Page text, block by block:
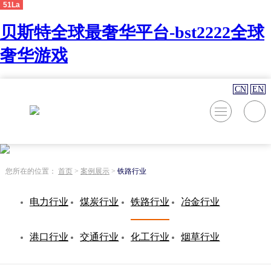
51La
贝斯特全球最奢华平台-bst2222全球
奢华游戏
CN EN
您所在的位置： 首页> 案例展示> 铁路行业
电力行业 煤炭行业 铁路行业 冶金行业
港口行业 交通行业 化工行业 烟草行业